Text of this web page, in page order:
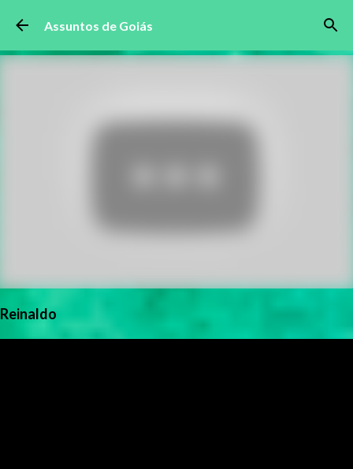
Pular para o conteúdo principal
Assuntos de Goiás
Reinaldo